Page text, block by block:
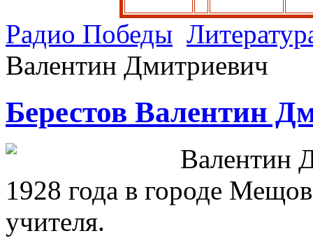
Радио Победы
Валентин Дмитриевич
Берестов Валентин
Валентин
1928 года в городе
учителя.